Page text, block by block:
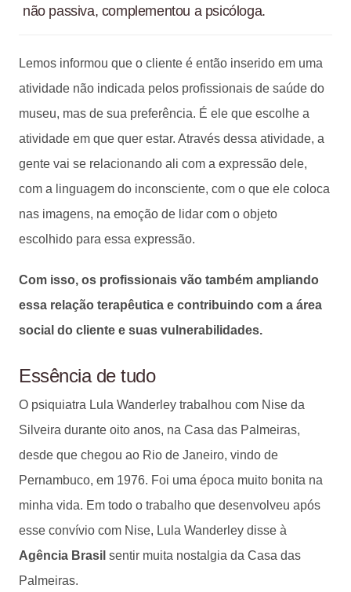
não passiva, complementou a psicóloga.
Lemos informou que o cliente é então inserido em uma
atividade não indicada pelos profissionais de saúde do
museu, mas de sua preferência. É ele que escolhe a
atividade em que quer estar. Através dessa atividade, a
gente vai se relacionando ali com a expressão dele,
com a linguagem do inconsciente, com o que ele coloca
nas imagens, na emoção de lidar com o objeto
escolhido para essa expressão.
Com isso, os profissionais vão também ampliando
essa relação terapêutica e contribuindo com a área
social do cliente e suas vulnerabilidades.
Essência de tudo
O psiquiatra Lula Wanderley trabalhou com Nise da
Silveira durante oito anos, na Casa das Palmeiras,
desde que chegou ao Rio de Janeiro, vindo de
Pernambuco, em 1976. Foi uma época muito bonita na
minha vida. Em todo o trabalho que desenvolveu após
esse convívio com Nise, Lula Wanderley disse à
Agência Brasil sentir muita nostalgia da Casa das
Palmeiras.